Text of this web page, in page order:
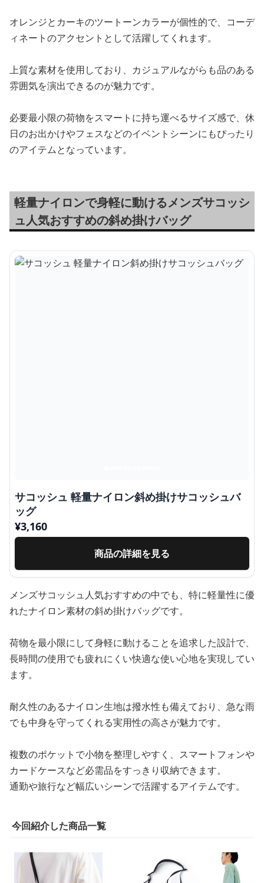
オレンジとカーキのツートーンカラーが個性的で、コーデ
ィネートのアクセントとして活躍してくれます。
上質な素材を使用しており、カジュアルながらも品のある
雰囲気を演出できるのが魅力です。
必要最小限の荷物をスマートに持ち運べるサイズ感で、休
日のお出かけやフェスなどのイベントシーンにもぴったり
のアイテムとなっています。
軽量ナイロンで身軽に動けるメンズサコッシ
ュ人気おすすめの斜め掛けバッグ
サコッシュ 軽量ナイロン斜め掛けサコッシュバ
ッグ
¥3,160
商品の詳細を見る
メンズサコッシュ人気おすすめの中でも、特に軽量性に優
れたナイロン素材の斜め掛けバッグです。
荷物を最小限にして身軽に動けることを追求した設計で、
長時間の使用でも疲れにくい快適な使い心地を実現してい
ます。
耐久性のあるナイロン生地は撥水性も備えており、急な雨
でも中身を守ってくれる実用性の高さが魅力です。
複数のポケットで小物を整理しやすく、スマートフォンや
カードケースなど必需品をすっきり収納できます。
通勤や旅行など幅広いシーンで活躍するアイテムです。
今回紹介した商品一覧